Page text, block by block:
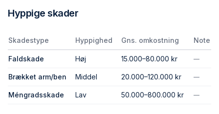
Hyppige skader
Skadestype Hyppighed Gns. omkostning Note
Faldskade Høj 15.000–80.000 kr —
Brækket arm/ben Middel 20.000–120.000 kr —
Méngradsskade Lav 50.000–800.000 kr —